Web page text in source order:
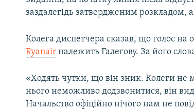
заздалегідь затвердженим розкладом,
Колега диспетчера сказав, що голос на
Ryanair належить Галегову. За його
«Ходять чутки, що він зник. Колеги не
нього неможливо додзвонитися, він
Начальство офіційно нічого нам не